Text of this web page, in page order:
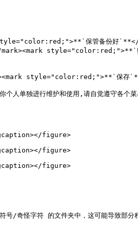
保管备份好`**</
style="color:red;">**`账
style="color:red;">**`保
单独进行维护和使用,请自觉遵守各个
figure>
figure>
figure>
字符 的文件夹中，这可能导致部分程